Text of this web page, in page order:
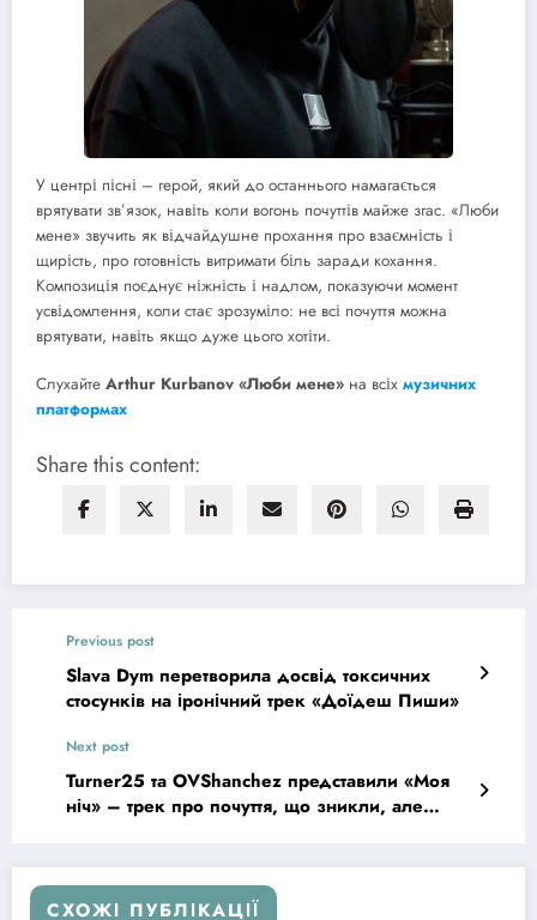
У центрі пісні – герой, який до останнього намагається
врятувати зв’язок, навіть коли вогонь почуттів майже згас. «Люби
мене» звучить як відчайдушне прохання про взаємність і
щирість, про готовність витримати біль заради кохання.
Композиція поєднує ніжність і надлом, показуючи момент
усвідомлення, коли стає зрозуміло: не всі почуття можна
врятувати, навіть якщо дуже цього хотіти.
Слухайте Arthur Kurbanov «Люби мене» на всіх музичних
платформах
Share this content:
Previous post
Slava Dym перетворила досвід токсичних
стосунків на іронічний трек «Доїдеш Пиши»
Next post
Turner25 та OVShanchez представили «Моя
ніч» – трек про почуття, що зникли, але
СХОЖІ ПУБЛІКАЦІЇ